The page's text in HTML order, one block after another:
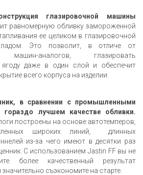
глазировочной машины
равномерную обливку замороженной
ее целиком в глазировочной
Это позволит, в отличе от
машин-аналогов, глазировать
даже в один слой и обеспечит
всего корпуса на изделии.
в сравнении с промышленными
гораздо лучшем качестве обливки.
построены на основе автотемперов,
широких линий, длинных
из-за чего имеют в десятки раз
С использованием Jastin FF вы не
более качественный результат
значительно съэкономите на старте.